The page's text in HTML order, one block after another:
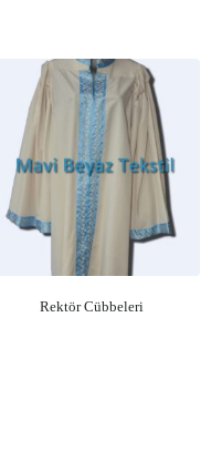
Rektör Cübbeleri